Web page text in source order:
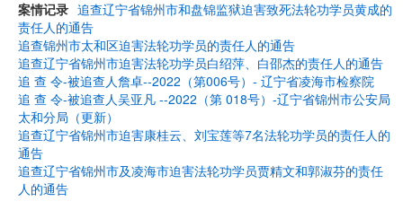
案情记录 追查辽宁省锦州市和盘锦监狱迫害致死法轮功学员黄成的
责任人的通告
追查锦州市太和区迫害法轮功学员的责任人的通告
追查辽宁省锦州市迫害法轮功学员白绍萍、白邵杰的责任人的通告
追 查 令-被追查人詹卓--2022（第006号）- 辽宁省凌海市检察院
追 查 令-被追查人吴亚凡 --2022（第 018号）-辽宁省锦州市公安局
太和分局（更新）
追查辽宁省锦州市迫害康桂云、刘宝莲等7名法轮功学员的责任人的
通告
追查辽宁省锦州市及凌海市迫害法轮功学员贾精文和郭淑芬的责任
人的通告